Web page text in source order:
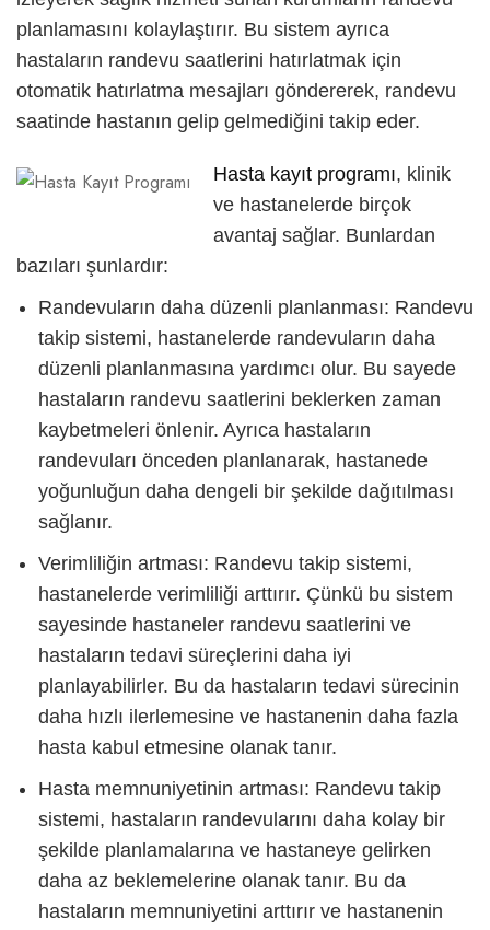
planlamasını kolaylaştırır. Bu sistem ayrıca
hastaların randevu saatlerini hatırlatmak için
otomatik hatırlatma mesajları göndererek, randevu
saatinde hastanın gelip gelmediğini takip eder.
Hasta kayıt programı, klinik
ve hastanelerde birçok
avantaj sağlar. Bunlardan
bazıları şunlardır:
Randevuların daha düzenli planlanması: Randevu
takip sistemi, hastanelerde randevuların daha
düzenli planlanmasına yardımcı olur. Bu sayede
hastaların randevu saatlerini beklerken zaman
kaybetmeleri önlenir. Ayrıca hastaların
randevuları önceden planlanarak, hastanede
yoğunluğun daha dengeli bir şekilde dağıtılması
sağlanır.
Verimliliğin artması: Randevu takip sistemi,
hastanelerde verimliliği arttırır. Çünkü bu sistem
sayesinde hastaneler randevu saatlerini ve
hastaların tedavi süreçlerini daha iyi
planlayabilirler. Bu da hastaların tedavi sürecinin
daha hızlı ilerlemesine ve hastanenin daha fazla
hasta kabul etmesine olanak tanır.
Hasta memnuniyetinin artması: Randevu takip
sistemi, hastaların randevularını daha kolay bir
şekilde planlamalarına ve hastaneye gelirken
daha az beklemelerine olanak tanır. Bu da
hastaların memnuniyetini arttırır ve hastanenin